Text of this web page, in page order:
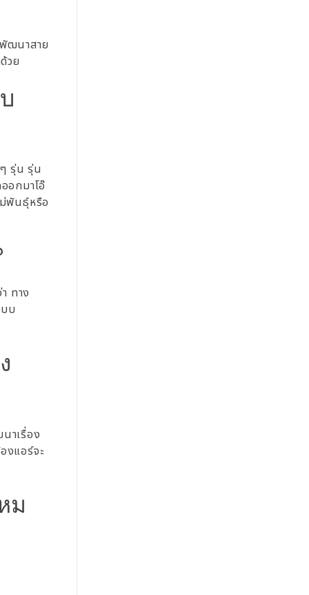
ฒนาสาย
วย
รุ่น รุ่น
อกมาโอ๊
พันธุ์หรือ
ทาง
บ
าเรื่อง
งแอร์จะ
ม